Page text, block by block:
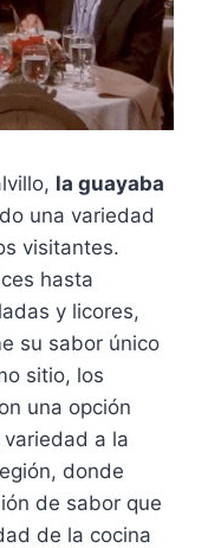
la guayaba
una variedad
visitantes.
hasta
y licores,
su sabor único
sitio, los
una opción
a la
donde
de sabor que
de la cocina